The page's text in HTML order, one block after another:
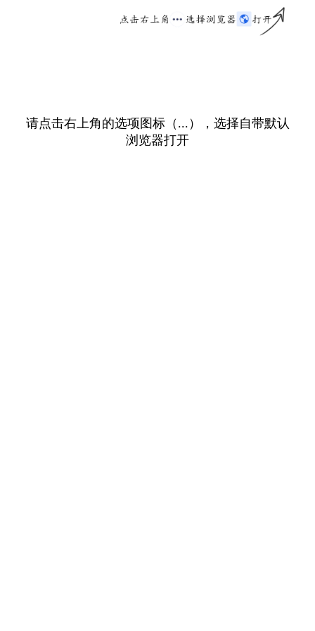
请点击右上角的选项图标（...），选择自带默认
浏览器打开